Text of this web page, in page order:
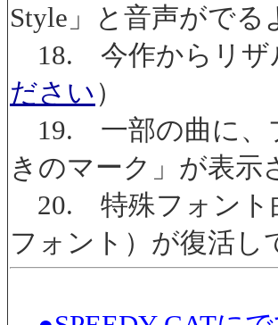
Style」と音声がで
18. 今作からリザ
ださい ）
19. 一部の曲に、
きのマーク」が表示
20. 特殊フォント
フォント）が復活し